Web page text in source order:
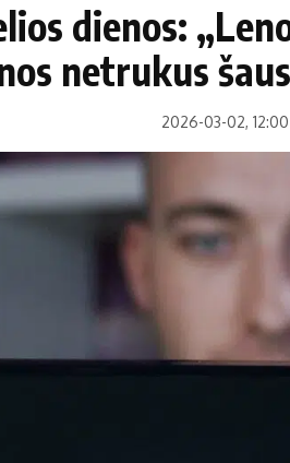
Kauno miesto
Klaipėdos miesto
Marijampolės
dienos:
netrukus
2026-03-02, 12:00